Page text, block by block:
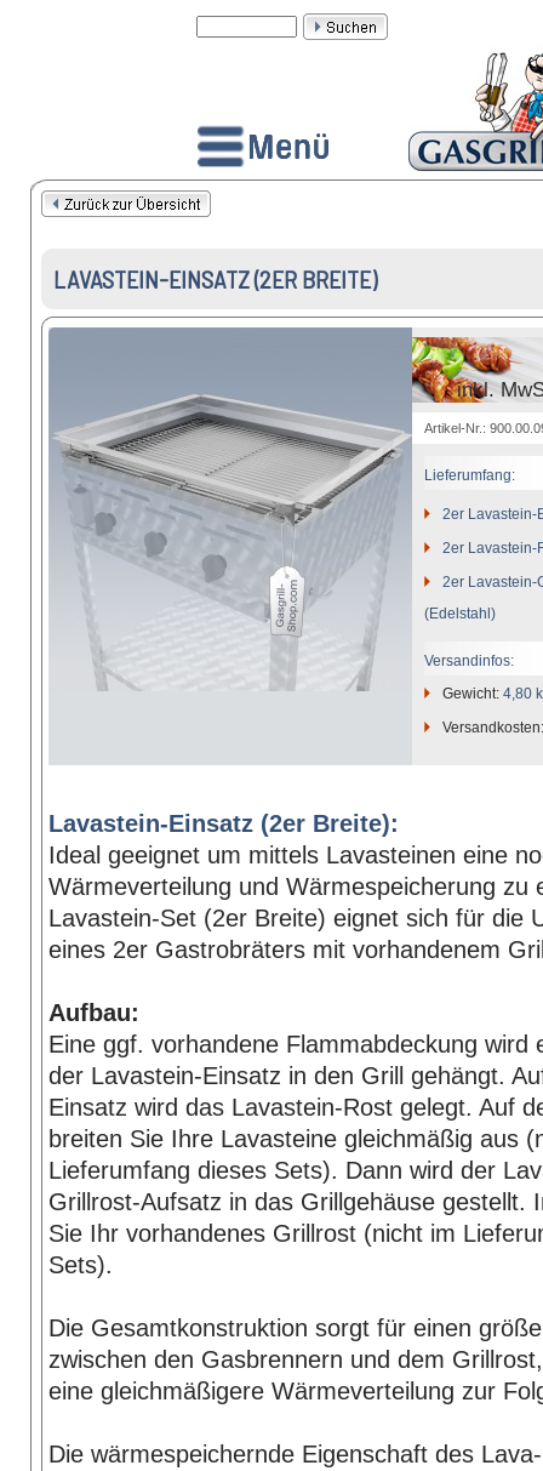
LAVASTEIN-EINSATZ (2ER BREITE)
inkl.
Artikel-Nr.:
Lieferumfang:
2er Lavastein-
2er Lavastein-
2er Lavastein-
(Edelstahl)
Versandinfos:
Gewicht: 4,80
Lavastein-Einsatz (2er Breite):
Ideal geeignet um mittels Lavasteinen eine
Wärmeverteilung und Wärmespeicherung zu
Lavastein-Set (2er Breite) eignet sich für die
eines 2er Gastrobräters mit vorhandenem
Aufbau:
Eine ggf. vorhandene Flammabdeckung wird
der Lavastein-Einsatz in den Grill gehängt.
Einsatz wird das Lavastein-Rost gelegt. Auf
breiten Sie Ihre Lavasteine gleichmäßig aus
Lieferumfang dieses Sets). Dann wird der
Grillrost-Aufsatz in das Grillgehäuse gestellt.
Sie Ihr vorhandenes Grillrost (nicht im
Sets).
Die Gesamtkonstruktion sorgt für einen
zwischen den Gasbrennern und dem
eine gleichmäßigere Wärmeverteilung zur
Die wärmespeichernde Eigenschaft des